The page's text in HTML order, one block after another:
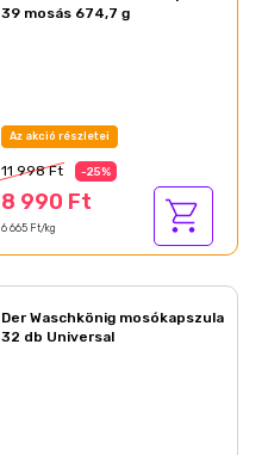
39 mosás 674,7 g
Az akció részletei
11 998 Ft -25%
8 990 Ft
6 665 Ft/kg
Der Waschkönig mosókapszula
32 db Universal